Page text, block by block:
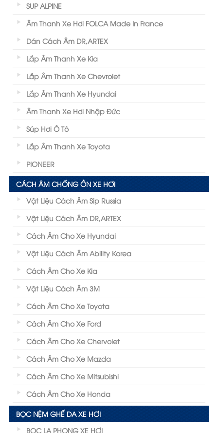
SUP ALPINE
Âm Thanh Xe Hơi FOLCA Made In France
Dán Cách Âm DR,ARTEX
Lắp Âm Thanh Xe Kia
Lắp Âm Thanh Xe Chevrolet
Lắp Âm Thanh Xe Hyundai
Âm Thanh Xe Hơi Nhập Đức
Súp Hơi Ô Tô
Lắp Âm Thanh Xe Toyota
PIONEER
CÁCH ÂM CHỐNG ỒN XE HƠI
Vật Liệu Cách Âm Sip Russia
Vật Liệu Cách Âm DR,ARTEX
Cách Âm Cho Xe Hyundai
Vật Liệu Cách Âm Ability Korea
Cách Âm Cho Xe Kia
Vật Liệu Cách Âm 3M
Cách Âm Cho Xe Toyota
Cách Âm Cho Xe Ford
Cách Âm Cho Xe Chervolet
Cách Âm Cho Xe Mazda
Cách Âm Cho Xe Mitsubishi
Cách Âm Cho Xe Honda
BỌC NỆM GHẾ DA XE HƠI
BỌC LA PHONG XE HƠI